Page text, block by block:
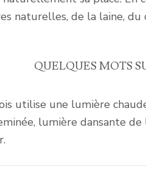
naturelles, de la laine,
QUELQUES MOTS
utilise une lumière
lumière dansante